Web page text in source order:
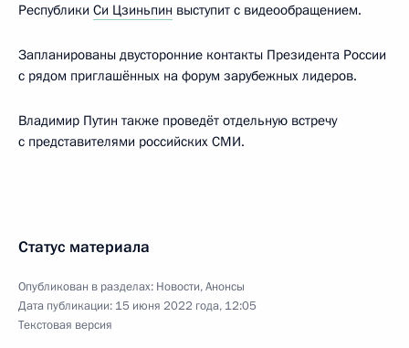
Республики Си Цзиньпин выступит с видеообращением.
Запланированы двусторонние контакты Президента России
с рядом приглашённых на форум зарубежных лидеров.
Владимир Путин также проведёт отдельную встречу
с представителями российских СМИ.
Статус материала
Опубликован в разделах: Новости,Анонсы
Дата публикации: 15 июня 2022 года, 12:05
Текстовая версия